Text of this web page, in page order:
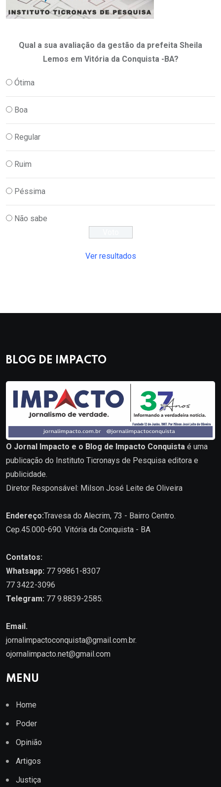
Qual a sua avaliação da gestão da prefeita Sheila
Lemos em Vitória da Conquista -BA?
Ótima
Boa
Regular
Ruim
Péssima
Não sabe
Ver resultados
BLOG DE IMPACTO
O Jornal Impacto e o Blog de Impacto Conquista é uma
publicação do Instituto Ticronays de Pesquisa editora e
publicidade.
Diretor Responsável: Milson José Leite de Oliveira
Endereço:Travesa do Alecrim, 73 - Bairro Centro.
Cep.45.000-690. Vitória da Conquista - BA
Contatos:
Whatsapp: 77 99861-8307
77 3422-3096
Telegram: 77 9.8839-2585.
Email.
jornalimpactoconquista@gmail.com.br.
ojornalimpacto.net@gmail.com
MENU
Home
Poder
Opinião
Artigos
Justiça